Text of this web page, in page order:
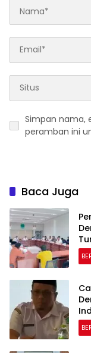
Simpan nama,
peramban ini
Baca Juga